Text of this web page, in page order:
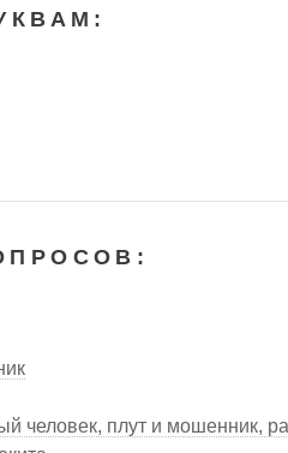
человек, плут и мошенник,